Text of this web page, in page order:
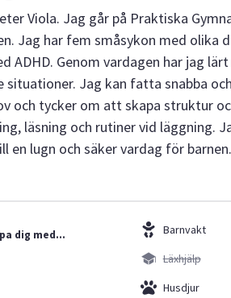
Viola. Jag går på Praktiska
Jag har fem småsykon med olika
ADHD. Genom vardagen har jag
situationer. Jag kan fatta snabba
och tycker om att skapa struktur
läsning och rutiner vid läggning.
en lugn och säker vardag för
dig med...
Barnvakt
Läxhjälp
Husdjur